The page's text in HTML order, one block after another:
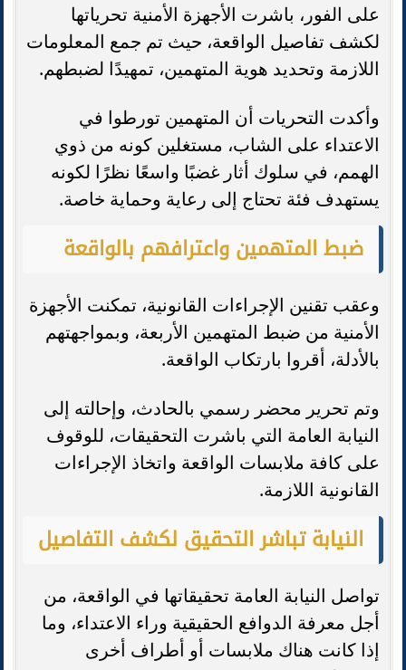
على الفور، باشرت الأجهزة الأمنية تحرياتها
لكشف تفاصيل الواقعة، حيث تم جمع المعلومات
اللازمة وتحديد هوية المتهمين، تمهيدًا لضبطهم.
وأكدت التحريات أن المتهمين تورطوا في
الاعتداء على الشاب، مستغلين كونه من ذوي
الهمم، في سلوك أثار غضبًا واسعًا نظرًا لكونه
يستهدف فئة تحتاج إلى رعاية وحماية خاصة.
ضبط المتهمين واعترافهم بالواقعة
وعقب تقنين الإجراءات القانونية، تمكنت الأجهزة
الأمنية من ضبط المتهمين الأربعة، وبمواجهتهم
بالأدلة، أقروا بارتكاب الواقعة.
وتم تحرير محضر رسمي بالحادث، وإحالته إلى
النيابة العامة التي باشرت التحقيقات، للوقوف
على كافة ملابسات الواقعة واتخاذ الإجراءات
القانونية اللازمة.
النيابة تباشر التحقيق لكشف التفاصيل
تواصل النيابة العامة تحقيقاتها في الواقعة، من
أجل معرفة الدوافع الحقيقية وراء الاعتداء، وما
إذا كانت هناك ملابسات أو أطراف أخرى